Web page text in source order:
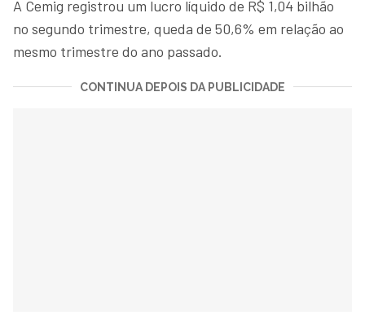
A Cemig registrou um lucro líquido de R$ 1,04 bilhão
no segundo trimestre, queda de 50,6% em relação ao
mesmo trimestre do ano passado.
CONTINUA DEPOIS DA PUBLICIDADE